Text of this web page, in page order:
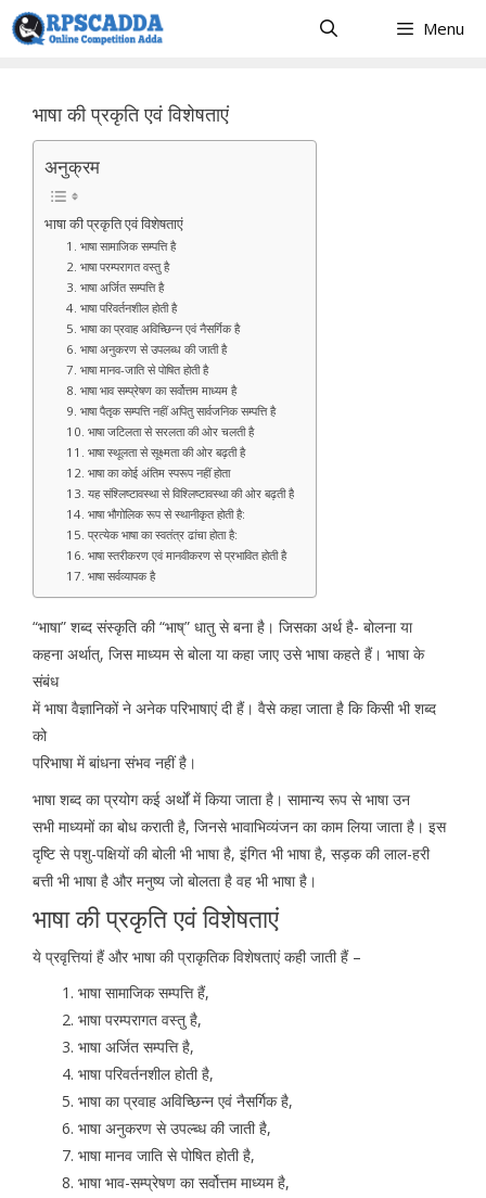
Skip
to
Menu
भाषा की प्रकृति एवं विशेषताएं
अनुक्रम
भाषा की प्रकृति एवं विशेषताएं
1. भाषा सामाजिक सम्पत्ति है
2. भाषा परम्परागत वस्तु है
3. भाषा अर्जित सम्पत्ति है
4. भाषा परिवर्तनशील होती है
5. भाषा का प्रवाह अविच्छिन्न एवं नैसर्गिक है
6. भाषा अनुकरण से उपलब्ध की जाती है
7. भाषा मानव-जाति से पोषित होती है
8. भाषा भाव सम्प्रेषण का सर्वोत्तम माध्यम है
9. भाषा पैतृक सम्पत्ति नहीं अपितु सार्वजनिक सम्पत्ति है
10. भाषा जटिलता से सरलता की ओर चलती है
11. भाषा स्थूलता से सूक्ष्मता की ओर बढ़ती है
12. भाषा का कोई अंतिम स्परूप नहीं होता
13. यह संश्लिष्टावस्था से विश्लिष्टावस्था की ओर बढ़ती है
14. भाषा भौगोलिक रूप से स्थानीकृत होती है:
15. प्रत्येक भाषा का स्वतंत्र ढांचा होता है:
16. भाषा स्तरीकरण एवं मानवीकरण से प्रभावित होती है
17. भाषा सर्वव्यापक है
“भाषा” शब्द संस्कृति की “भाष्” धातु से बना है। जिसका अर्थ है- बोलना या
कहना अर्थात्, जिस माध्यम से बोला या कहा जाए उसे भाषा कहते हैं। भाषा के
संबंध
में भाषा वैज्ञानिकों ने अनेक परिभाषाएं दी हैं। वैसे कहा जाता है कि किसी भी शब्द
को
परिभाषा में बांधना संभव नहीं है।
भाषा शब्द का प्रयोग कई अर्थों में किया जाता है। सामान्य रूप से भाषा उन
सभी माध्यमों का बोध कराती है, जिनसे भावाभिव्यंजन का काम लिया जाता है। इस
दृष्टि से पशु-पक्षियों की बोली भी भाषा है, इंगित भी भाषा है, सड़क की लाल-हरी
बत्ती भी भाषा है और मनुष्य जो बोलता है वह भी भाषा है।
भाषा की प्रकृति एवं विशेषताएं
ये प्रवृत्तियां हैं और भाषा की प्राकृतिक विशेषताएं कही जाती हैं –
भाषा सामाजिक सम्पत्ति हैं,
भाषा परम्परागत वस्तु है,
भाषा अर्जित सम्पत्ति है,
भाषा परिवर्तनशील होती है,
भाषा का प्रवाह अविच्छिन्न एवं नैसर्गिक है,
भाषा अनुकरण से उपल्ब्ध की जाती है,
भाषा मानव जाति से पोषित होती है,
भाषा भाव-सम्प्रेषण का सर्वोत्तम माध्यम है,